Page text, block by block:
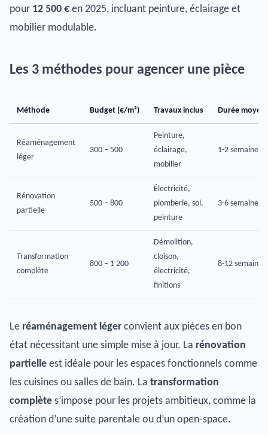
pour 12 500 € en 2025, incluant peinture, éclairage et
mobilier modulable.
Les 3 méthodes pour agencer une pièce
Méthode Budget (€/m²) Travaux inclus Durée
Réaménagement
léger
300 – 500
Peinture,
éclairage,
mobilier
1-2 semaines
Rénovation
partielle
500 – 800
Électricité,
plomberie, sol,
peinture
3-6 semaines
Transformation
complète
800 – 1 200
Démolition,
cloison,
électricité,
finitions
8-12 semaines
Le réaménagement léger convient aux pièces en bon
état nécessitant une simple mise à jour. La rénovation
partielle est idéale pour les espaces fonctionnels comme
les cuisines ou salles de bain. La transformation
complète s’impose pour les projets ambitieux, comme la
création d’une suite parentale ou d’un open-space.